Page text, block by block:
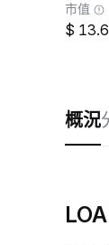
市值
概況